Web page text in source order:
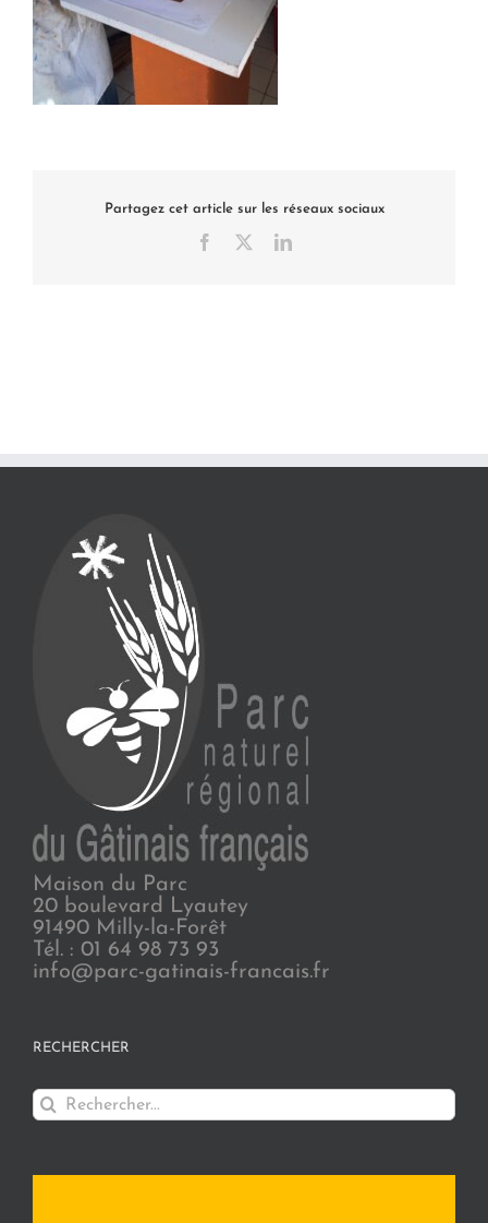
Partagez cet article sur les réseaux sociaux
Facebook LinkedIn
Maison du Parc
20 boulevard Lyautey
91490 Milly-la-Forêt
Tél. : 01 64 98 73 93
info@parc-gatinais-francais.fr
RECHERCHER
Rechercher: